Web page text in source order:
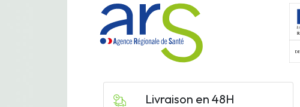
Livraison en 48H